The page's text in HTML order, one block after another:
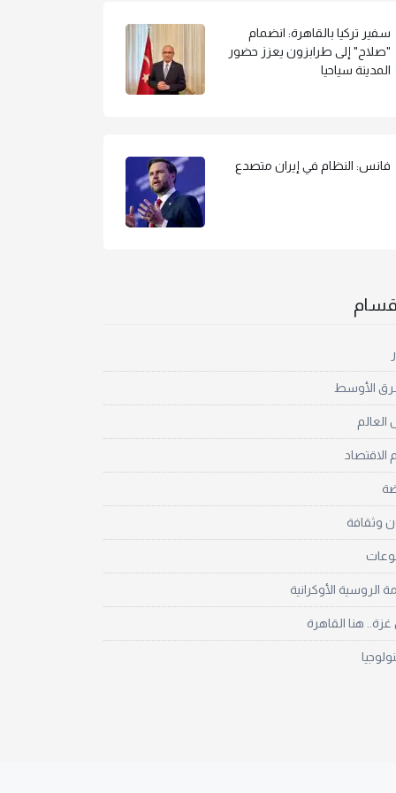
سفير تركيا بالقاهرة: انضمام
"صلاح" إلى طرابزون يعزز حضور
المدينة سياحيا
فانس: النظام في إيران متصدع
الأوسط
العالم
الاقتصاد
وثقافة
الروسية الأوكرانية
هنا القاهرة